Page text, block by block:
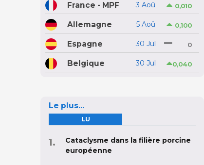
France - MPF 3 Aoû 0,010
Allemagne 5 Aoû 0,100
Espagne 30 Jul 0
Belgique 30 Jul 0,040
Le plus...
LU
Cataclysme dans la filière porcine
européenne